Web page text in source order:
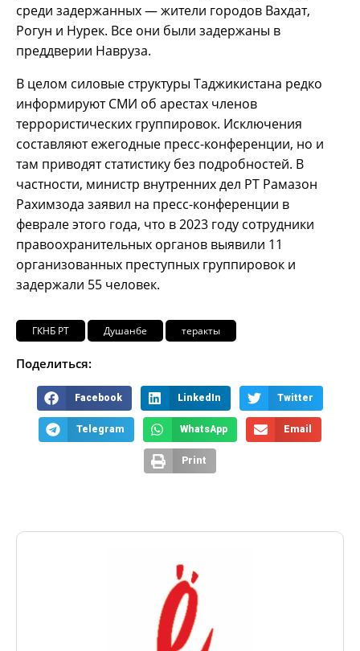
среди задержанных — жители городов Вахдат,
Рогун и Нурек. Все они были задержаны в
преддверии Навруза.
В целом силовые структуры Таджикистана редко
информируют СМИ об арестах членов
террористических группировок. Исключения
составляют ежегодные пресс-конференции, но и
там приводят статистику без подробностей. В
частности, министр внутренних дел РТ Рамазон
Рахимзода заявил на пресс-конференции в
феврале этого года, что в 2023 году сотрудники
правоохранительных органов выявили 11
организованных преступных группировок и
задержали 55 человек.
ГКНБ РТ Душанбе теракты
Поделиться:
Facebook LinkedIn Twitter
Telegram WhatsApp Email
Print